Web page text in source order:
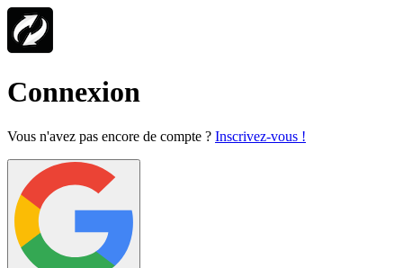
Connexion
Vous n'avez pas encore de compte ? Inscrivez-vous !